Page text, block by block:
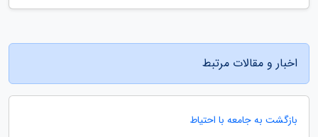
اخبار و مقالات مرتبط
بازگشت به جامعه با احتیاط